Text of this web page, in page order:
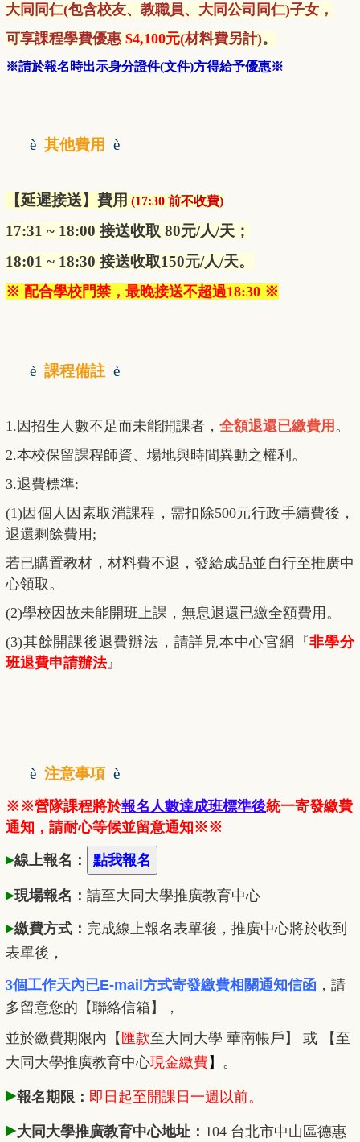
大同同仁(包含校友、教職員、大同公司同仁)子女，
可享課程學費優惠 $4,100元(材料費另計)。
※請於報名時出示身分證件(文件)方得給予優惠※
è 其他費用 è
【延遲接送】費用 (17:30 前不收費)
17:31 ~ 18:00 接送收取 80元/人/天；
18:01 ~ 18:30 接送收取150元/人/天。
※ 配合學校門禁，最晚接送不超過18:30 ※
è 課程備註 è
1.因招生人數不足而未能開課者， 全額退還已繳費用 。
2.本校保留課程師資、場地與時間異動之權利。
3.退費標準:
(1)因個人因素取消課程，需扣除500元行政手續費後，
退還剩餘費用;
若已購置教材，材料費不退，發給成品並自行至推廣中
心領取。
(2)學校因故未能開班上課，無息退還已繳全額費用。
(3)其餘開課後退費辦法，請詳見本中心官網『非學分
班退費申請辦法』
è 注意事項 è
※※營隊課程將於報名人數達成班標準後統一寄發繳費
通知，請耐心等候並留意通知※※
▸線上報名：
▸現場報名： 請至大同大學推廣教育中心
▸繳費方式： 完成線上報名表單後，推廣中心將於收到
表單後，
3個工作天內已E-mail方式寄發繳費相關通知信函 ， 請
多留意您的【聯絡信箱】，
並於繳費期限內 【 匯款至大同大學 華南帳戶】 或 【至
大同大學推廣教育中心現金繳費 】 。
▸報名期限： 即日起至開課日一週以前。
▸大同大學推廣教育中心地址： 104 台北市中山區德惠